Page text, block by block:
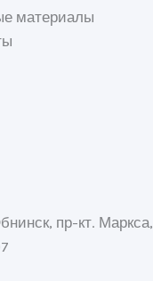
материалы
пр-кт. Маркса,